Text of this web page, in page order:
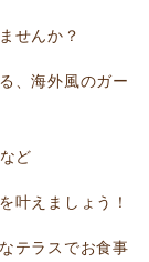
せんか？
、海外風のガー
ど
叶えましょう！
テラスでお食事